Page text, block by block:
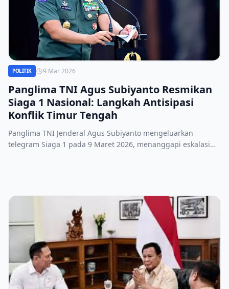
POLITIK 9 Mar 2026
Panglima TNI Agus Subiyanto Resmikan
Siaga 1 Nasional: Langkah Antisipasi
Konflik Timur Tengah
Panglima TNI Jenderal Agus Subiyanto mengeluarkan
telegram Siaga 1 pada 9 Maret 2026, menanggapi eskalasi